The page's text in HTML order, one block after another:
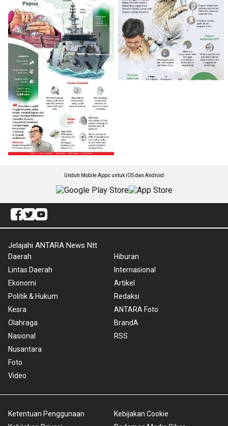
Unduh Mobile Apps untuk iOS dan Android
Jelajahi ANTARA News Ntt
Daerah
Lintas Daerah
Ekonomi
Politik & Hukum
Kesra
Olahraga
Nasional
Nusantara
Foto
Video
Hiburan
Internasional
Artikel
Redaksi
ANTARA Foto
BrandA
RSS
Ketentuan Penggunaan
Kebijakan Cookie